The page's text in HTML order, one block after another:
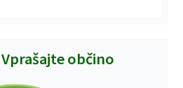
Vprašajte občino